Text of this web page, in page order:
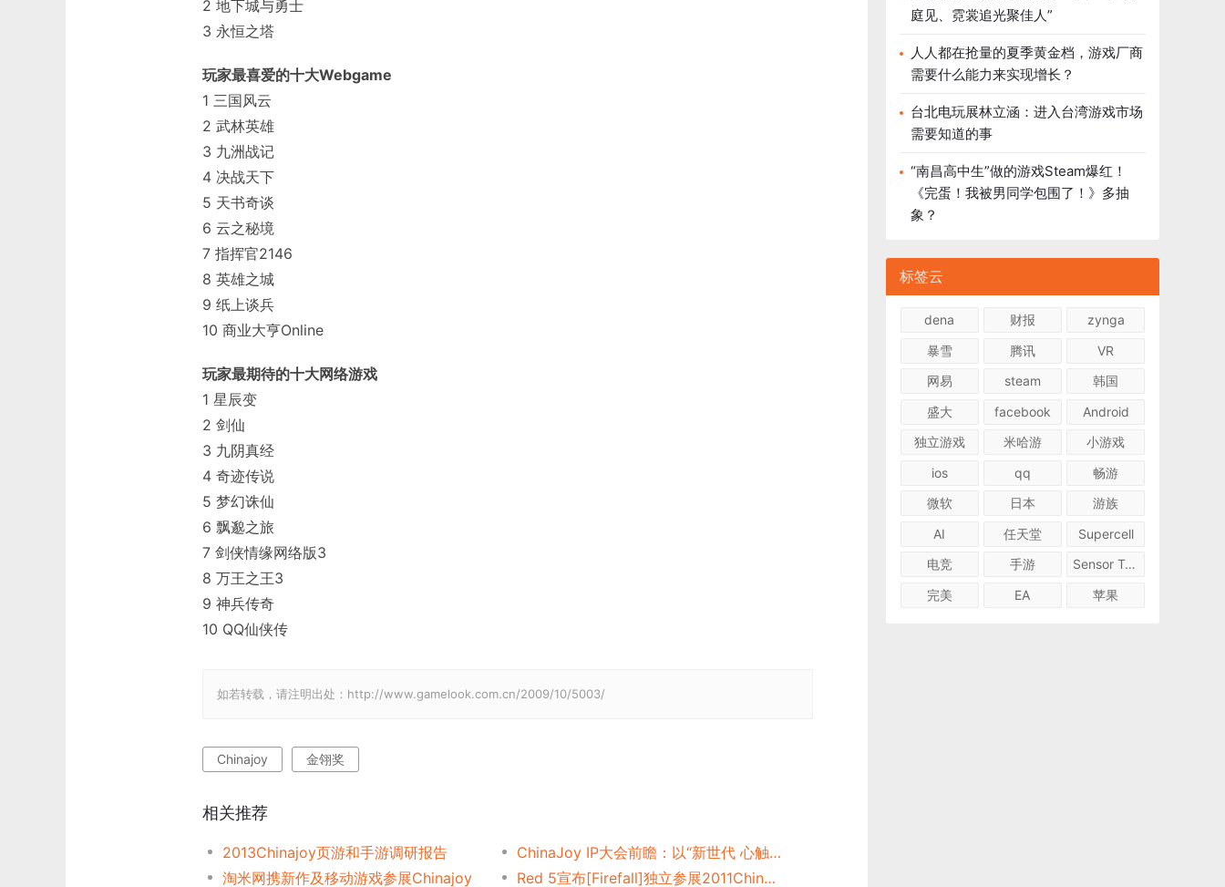
2 地下城与勇士
3 永恒之塔
玩家最喜爱的十大Webgame
1 三国风云
2 武林英雄
3 九洲战记
4 决战天下
5 天书奇谈
6 云之秘境
7 指挥官2146
8 英雄之城
9 纸上谈兵
10 商业大亨Online
玩家最期待的十大网络游戏
1 星辰变
2 剑仙
3 九阴真经
4 奇迹传说
5 梦幻诛仙
6 飘邈之旅
7 剑侠情缘网络版3
8 万王之王3
9 神兵传奇
10 QQ仙侠传
如若转载，请注明出处：http://www.gamelook.com.cn/2009/10/5003/
Chinajoy 金翎奖
相关推荐
2013Chinajoy页游和手游调研报告
ChinaJoy IP大会前瞻：以“新世代 心触点”撬动Z世代经济新蓝海
淘米网携新作及移动游戏参展Chinajoy
Red 5宣布[Firefall]独立参展2011ChinaJoy
庭见、霓裳追光聚佳人”
人人都在抢量的夏季黄金档，游戏厂商
需要什么能力来实现增长？
台北电玩展林立涵：进入台湾游戏市场
需要知道的事
“南昌高中生”做的游戏Steam爆红！
《完蛋！我被男同学包围了！》多抽
象？
标签云
dena 财报
zynga
暴雪
腾讯
VR
网易
steam
韩国
盛大
facebook
Android
独立游戏
米哈游
小游戏
ios
qq
畅游
微软
日本
游族
AI
任天堂
Supercell
电竞
手游
Sensor Tower
完美
EA 苹果